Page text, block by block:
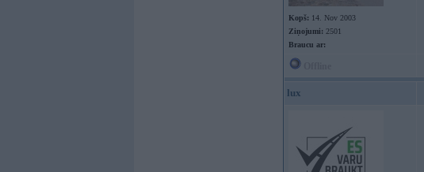
Kopš: 14. Nov 2003
Ziņojumi: 2501
Braucu ar:
lux